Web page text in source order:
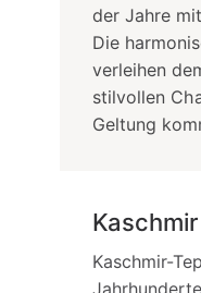
der Jahre
Die
verleihen
stilvollen
Geltung
Kaschmir-